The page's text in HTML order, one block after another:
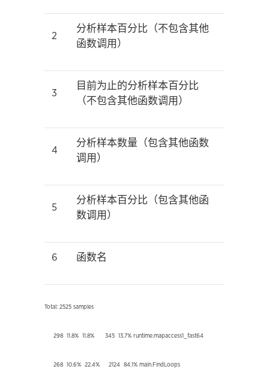
2
分析样本百分比（不包含其他
函数调用）
3
目前为止的分析样本百分比
（不包含其他函数调用）
4
分析样本数量（包含其他函数
调用）
5
分析样本百分比（包含其他函
数调用）
6 函数名
Total: 2525 samples
298 11.8% 11.8% 345 13.7% runtime.mapaccess1_fast64
268 10.6% 22.4% 2124 84.1% main.FindLoops